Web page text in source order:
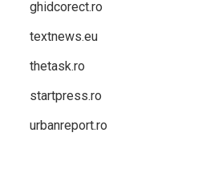
ghidcorect.ro
textnews.eu
thetask.ro
startpress.ro
urbanreport.ro